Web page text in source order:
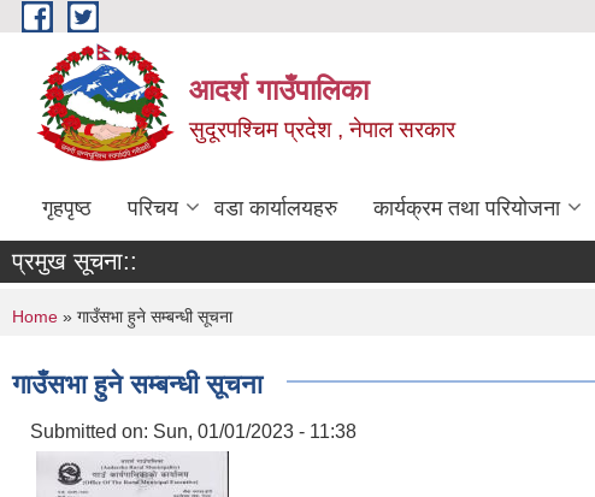
Skip to main content
आदर्श गाउँपालिका
सुदूरपश्चिम प्रदेश , नेपाल सरकार
गृहपृष्ठ परिचय वडा कार्यालयहरु कार्यक्रम तथा परियोजना
प्रमुख सूचना::
You are here
Home » गाउँसभा हुने सम्बन्धी सूचना
गाउँसभा हुने सम्बन्धी सूचना
Submitted on: Sun, 01/01/2023 - 11:38